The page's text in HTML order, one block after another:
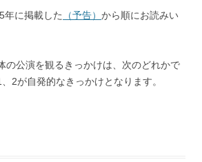
年に掲載した （予告） から順にお読みい
の公演を観るきっかけは、次のどれかで
2が自発的なきっかけとなります。